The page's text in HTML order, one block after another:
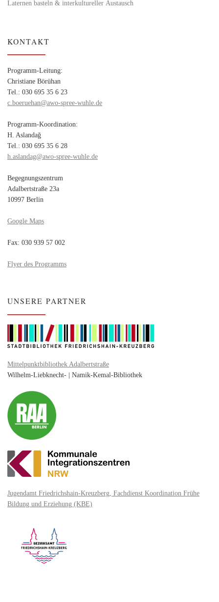
Laternen basteln & interkultureller Austausch
KONTAKT
Programm-Leitung:
Christiane Börühan
Tel.: 030 695 35 6 23
c.boeruehan@awo-spree-wuhle.de
Programm-Koordination:
H. Aslandağ
Tel.: 030 695 35 6 28
h.aslandag@awo-spree-wuhle.de
Begegnungszentrum
Adalbertstraße 23a
10997 Berlin
Google Maps
Fax: 030 939 57 002
Flyer des Programms
UNSERE PARTNER
Mittelpunktbibliothek Adalbertstraße
Wilhelm-Liebknecht- | Namik-Kemal-Bibliothek
Jugendamt Friedrichshain-Kreuzberg, Fachdienst Koordination Frühe
Bildung und Erziehung (KBE)